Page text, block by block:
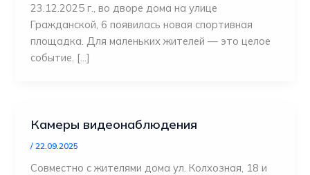
23.12.2025 г., во дворе дома на улице
Гражданской, 6 появилась новая спортивная
площадка. Для маленьких жителей — это целое
событие. […]
Камеры видеонаблюдения
/22.09.2025
Совместно с жителями дома ул. Колхозная, 18 и